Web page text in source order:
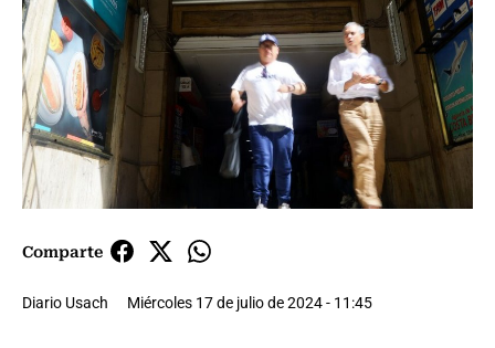
Comparte
Diario Usach Miércoles 17 de julio de 2024 - 11:45